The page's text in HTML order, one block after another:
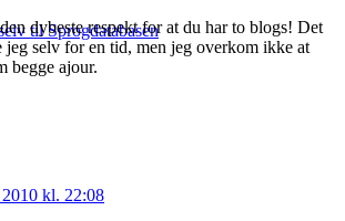
til Sprogdatabasen
dybeste respekt for at du har to blogs! Det
jeg selv for en tid, men jeg overkom ikke at
begge ajour.
kl. 22:08